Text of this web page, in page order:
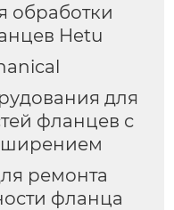
обработки
Hetu
для
фланцев с
ремонта
фланца